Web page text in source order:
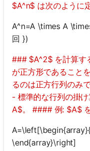
$A^n$ は次のように
A^n=A \times A
回 })
### $A^2$ を計算す
が正方形であること
るのは正方行列のみ
- 標準的な行列の掛
A$。 #### 例: $A$
\end{array}\right]